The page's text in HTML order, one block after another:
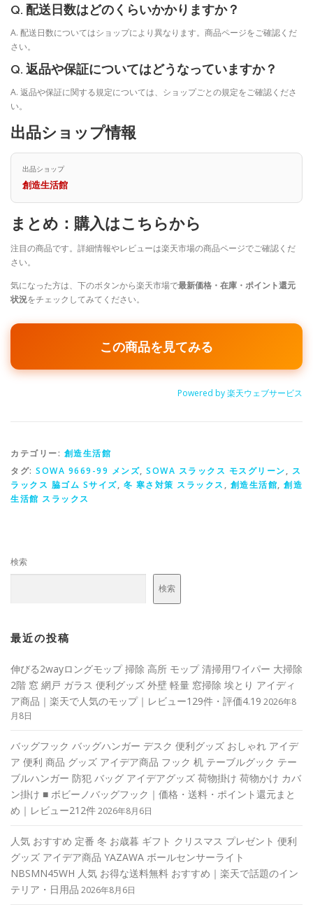
Q. 配送日数はどのくらいかかりますか？
A. 配送日数についてはショップにより異なります。商品ページをご確認くだ
さい。
Q. 返品や保証についてはどうなっていますか？
A. 返品や保証に関する規定については、ショップごとの規定をご確認くださ
い。
出品ショップ情報
出品ショップ
創造生活館
まとめ：購入はこちらから
注目の商品です。詳細情報やレビューは楽天市場の商品ページでご確認くだ
さい。
気になった方は、下のボタンから楽天市場で最新価格・在庫・ポイント還元
状況をチェックしてみてください。
この商品を見てみる
Powered by 楽天ウェブサービス
カテゴリー: 創造生活館
タグ: SOWA 9669-99 メンズ, SOWA スラックス モスグリーン, ス
ラックス 脇ゴム Sサイズ, 冬 寒さ対策 スラックス , 創造生活館, 創造
生活館 スラックス
検索
検索
最近の投稿
伸びる2wayロングモップ 掃除 高所 モップ 清掃用ワイパー 大掃除
2階 窓 網戸 ガラス 便利グッズ 外壁 軽量 窓掃除 埃とり アイディ
ア商品｜楽天で人気のモップ｜レビュー129件・評価4.19 2026年8
月8日
バッグフック バッグハンガー デスク 便利グッズ おしゃれ アイデ
ア 便利 商品 グッズ アイデア商品 フック 机 テーブルグック テー
ブルハンガー 防犯 バッグ アイデアグッズ 荷物掛け 荷物かけ カバ
ン掛け ■ ボビーノバッグフック｜価格・送料・ポイント還元まと
め｜レビュー212件2026年8月6日
人気 おすすめ 定番 冬 お歳暮 ギフト クリスマス プレゼント 便利
グッズ アイデア商品 YAZAWA ボールセンサーライト
NBSMN45WH 人気 お得な送料無料 おすすめ｜楽天で話題のイン
テリア・日用品 2026年8月6日